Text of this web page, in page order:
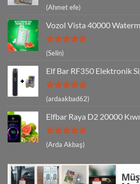
5 üzerinden
5
(Ahmet efe)
Vozol Vista 40000
5 üzerinden
5
oy aldı
(Selin)
Elf Bar RF350 Elektronik
5 üzerinden
5
(ardaakbad62)
Elfbar Raya D2 20000
5 üzerinden
5
(Arda Akbaş)